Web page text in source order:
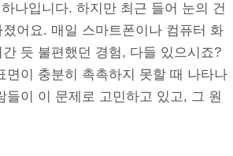
나입니다. 하지만 최근 들어 눈의 건
어요. 매일 스마트폰이나 컴퓨터 화
듯 불편했던 경험, 다들 있으시죠?
이 충분히 촉촉하지 못할 때 나타나
이 이 문제로 고민하고 있고, 그 원